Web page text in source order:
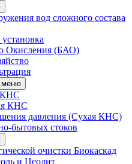
вод сложного состава
Окисления (БАО)
меню
КНС
КНС
давления (Сухая КНС)
бытовых стоков
очистки Биокаскад
и Цеолит